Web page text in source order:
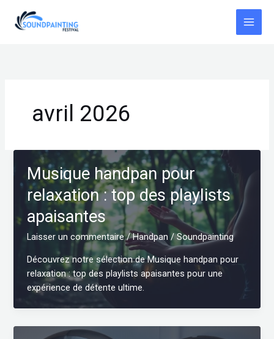
contenu
avril 2026
Musique handpan pour
relaxation : top des playlists
apaisantes
Laisser un commentaire /Handpan /Soundpainting
Découvrez notre sélection de Musique handpan pour
relaxation : top des playlists apaisantes pour une
expérience de détente ultime.